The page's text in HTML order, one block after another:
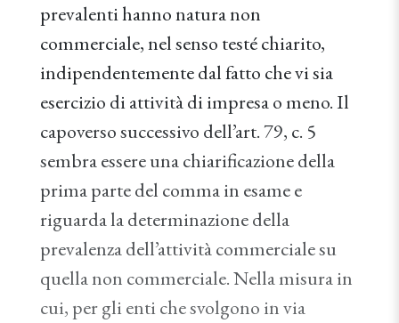
prevalenti hanno natura non
commerciale, nel senso testé chiarito,
indipendentemente dal fatto che vi sia
esercizio di attività di impresa o meno. Il
capoverso successivo dell’art. 79, c. 5
sembra essere una chiarificazione della
prima parte del comma in esame e
riguarda la determinazione della
prevalenza dell’attività commerciale su
quella non commerciale. Nella misura in
cui, per gli enti che svolgono in via